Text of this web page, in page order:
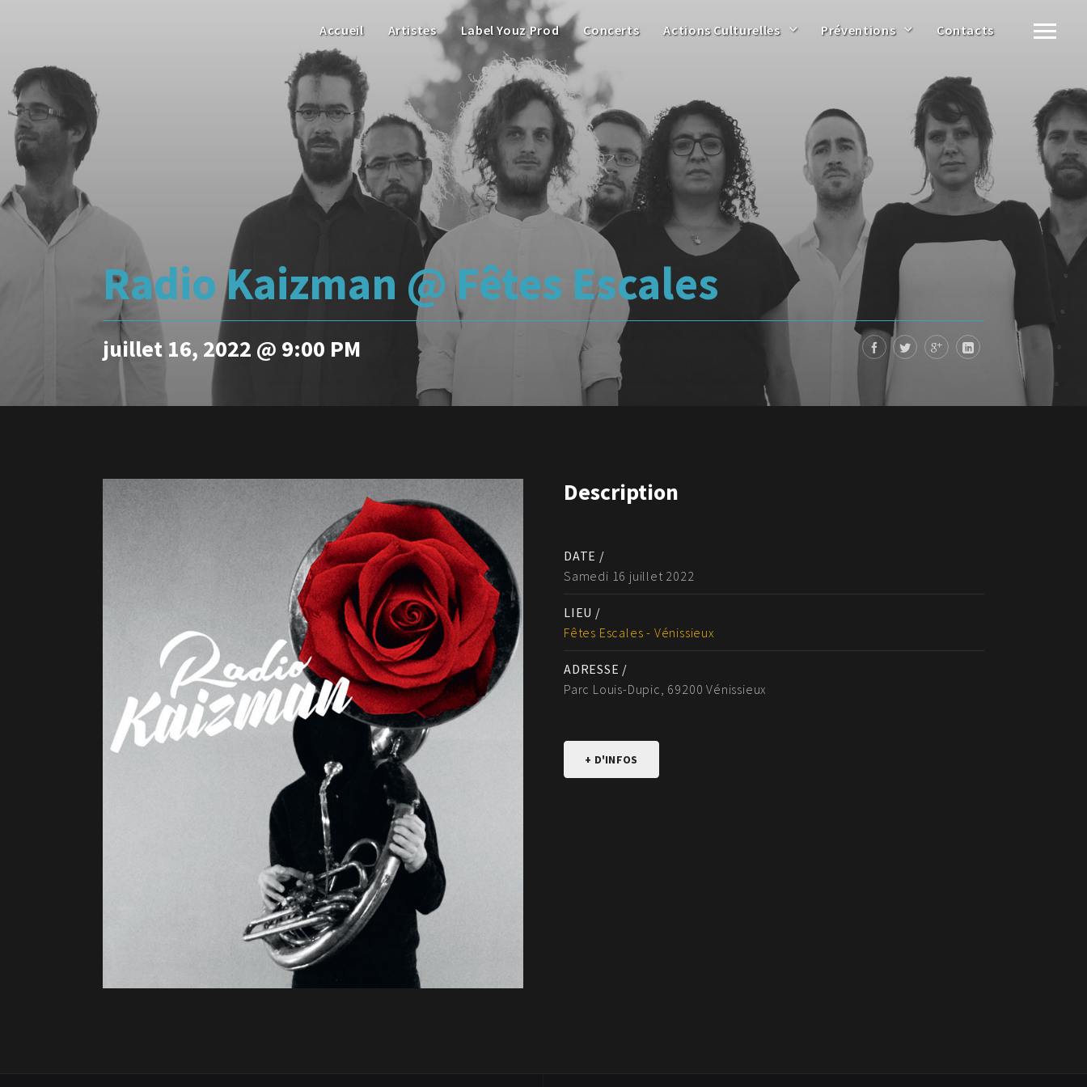
Accueil Artistes Label Youz Prod Concerts Actions Culturelles Préventions Contacts
Radio Kaizman @ Fêtes Escales
juillet 16, 2022 @ 9:00 PM
Description
DATE /
Samedi 16 juillet 2022
LIEU /
Fêtes Escales - Vénissieux
ADRESSE /
Parc Louis-Dupic, 69200 Vénissieux
+ D'INFOS